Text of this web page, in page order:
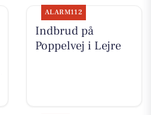
ALARM112
Indbrud på
Poppelvej i Lejre